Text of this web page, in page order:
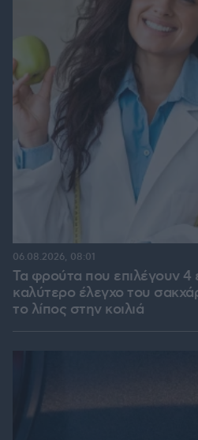
Τα φρούτα που επιλέγουν 4
καλύτερο έλεγχο του
το λίπος στην κοιλιά
06.08.2026, 08:01